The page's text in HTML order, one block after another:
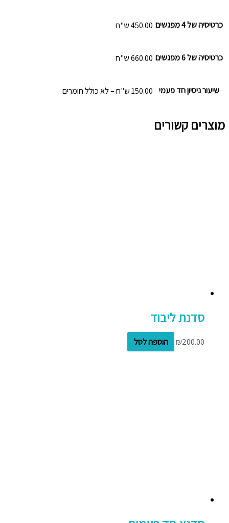
כרטיסיה של 4 מפגשים 450.00 ש"ח
כרטיסיה של 6 מפגשים 660.00 ש"ח
שיעור ניסיון חד פעמי 150.00 ש"ח – לא כולל חומרים
מוצרים קשורים
סדנת ליבוד
₪200.00 הוספה לסל